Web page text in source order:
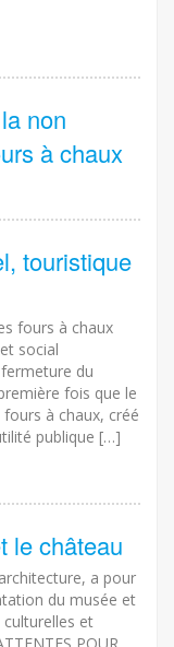
non
à chaux
touristique
fours à chaux
social
du
fois que le
à chaux, créé
publique […]
le château
a pour
du musée et
et
POUR